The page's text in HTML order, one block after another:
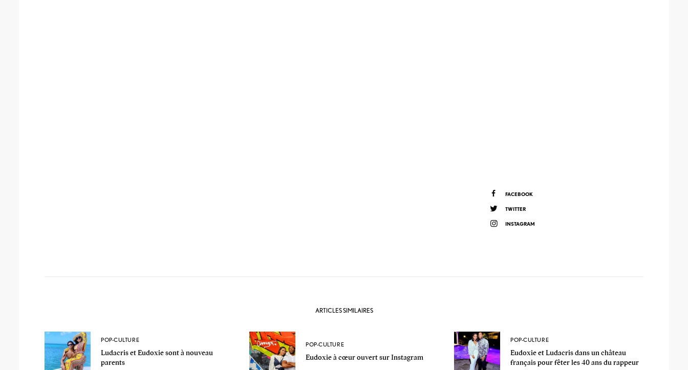
FACEBOOK
TWITTER
INSTAGRAM
ARTICLES SIMILAIRES
POP-CULTURE
Ludacris et Eudoxie sont à nouveau
parents
POP-CULTURE
Eudoxie à cœur ouvert sur Instagram
POP-CULTURE
Eudoxie et Ludacris dans un château
français pour fêter les 40 ans du rappeur